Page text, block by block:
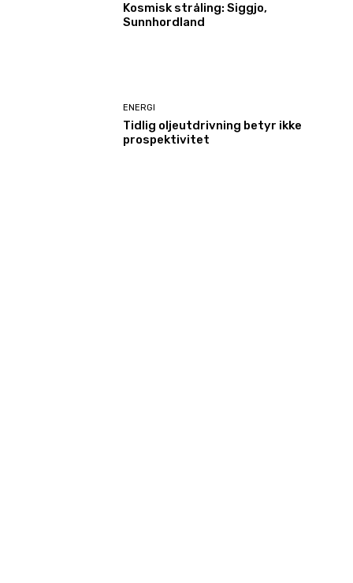
Kosmisk stråling: Siggjo,
Sunnhordland
ENERGI
Tidlig oljeutdrivning betyr ikke
prospektivitet